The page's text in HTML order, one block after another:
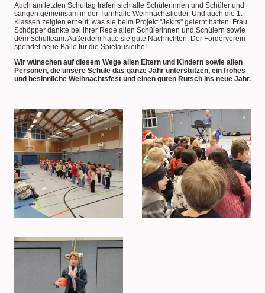
Auch am letzten Schultag trafen sich alle Schülerinnen und Schüler und
sangen gemeinsam in der Turnhalle Weihnachtslieder. Und auch die 1.
Klassen zeigten erneut, was sie beim Projekt "Jekits" gelernt hatten. Frau
Schöpper dankte bei ihrer Rede allen Schülerinnen und Schülern sowie
dem Schulteam. Außerdem hatte sie gute Nachrichten: Der Förderverein
spendet neue Bälle für die Spielausleihe!
Wir wünschen auf diesem Wege allen Eltern und Kindern sowie allen
Personen, die unsere Schule das ganze Jahr unterstützen, ein frohes
und besinnliche Weihnachtsfest und einen guten Rutsch ins neue Jahr.